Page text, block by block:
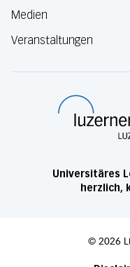
Medien
Veranstaltungen
Universitäres
herzlich,
© 2026